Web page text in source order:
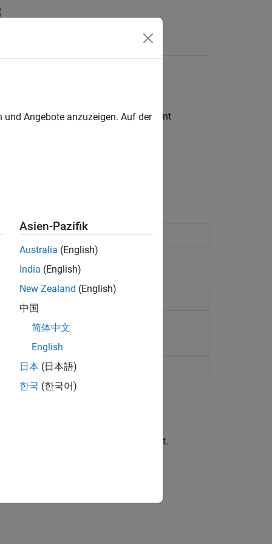
of default using Risk Management
for a credit scorecard model
object.
Angebote anzuzeigen. Auf der
Asien-Pazifik
Australia (English)
India (English)
New Zealand (English)
中国
简体中文
English
日本 (日本語)
한국 (한국어)